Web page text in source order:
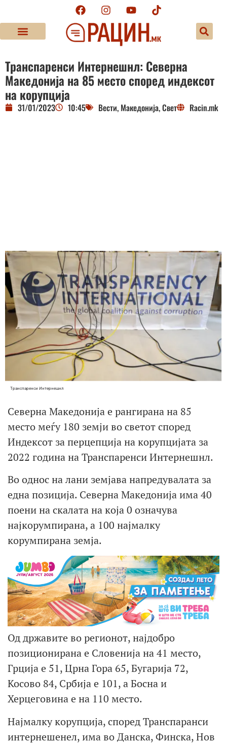
Транспаренси Интернешнл: Северна
Македонија на 85 место според индексот
на корупција
31/01/2023 10:45 Вести, Македонија,Свет Racin.mk
Транспаренси Интернешнл
Северна Македонија e рангирана на 85
место меѓу 180 земји во светот според
Индексот за перцепција на корупцијата за
2022 година на Транспаренси Интернешнл.
Во однос на лани земјава напредувалата за
една позиција. Северна Македонија има 40
поени на скалата на која 0 означува
најкорумпирана, а 100 најмалку
корумпирана земја.
Од државите во регионот, најдобро
позиционирана е Словенија на 41 место,
Грција е 51, Црна Гора 65, Бугарија 72,
Косово 84, Србија е 101, а Босна и
Херцеговина е на 110 место.
Најмалку корупција, според Транспаранси
интернешенел, има во Данска, Финска, Нов